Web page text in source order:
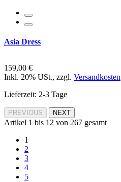
Asia Dress
159,00 €
Inkl. 20% USt., zzgl. Versandkosten
Lieferzeit: 2-3 Tage
PREVIOUS NEXT
Artikel 1 bis 12 von 267 gesamt
1
2
3
4
5